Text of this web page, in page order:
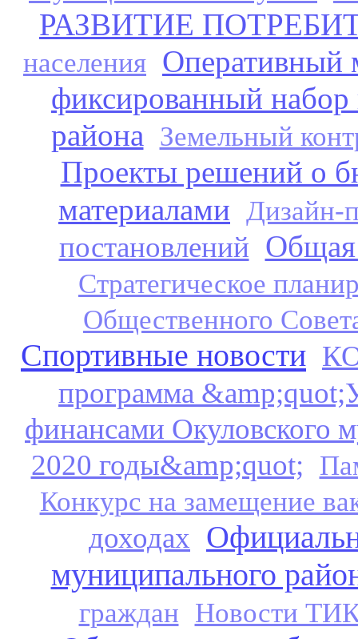
РАЗВИТИЕ
населения Оперативный
фиксированный набор
района Земельный
Проекты решений о
материалами Дизайн-
постановлений
Стратегическое
Общественного
Спортивные новости
программа
финансами Окуловского
2020 годы&amp;quot;
Конкурс на замещение
доходах
муниципального
граждан Новости